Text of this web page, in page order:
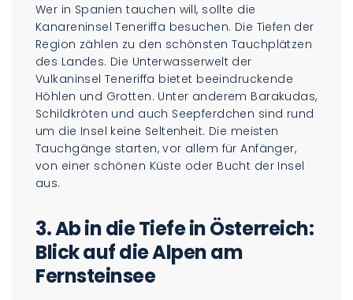
Wer in Spanien tauchen will, sollte die
Kanareninsel Teneriffa besuchen. Die Tiefen der
Region zählen zu den schönsten Tauchplätzen
des Landes. Die Unterwasserwelt der
Vulkaninsel Teneriffa bietet beeindruckende
Höhlen und Grotten. Unter anderem Barakudas,
Schildkröten und auch Seepferdchen sind rund
um die Insel keine Seltenheit. Die meisten
Tauchgänge starten, vor allem für Anfänger,
von einer schönen Küste oder Bucht der Insel
aus.
3.Ab in die Tiefe in Österreich:
Blick auf die Alpen am
Fernsteinsee